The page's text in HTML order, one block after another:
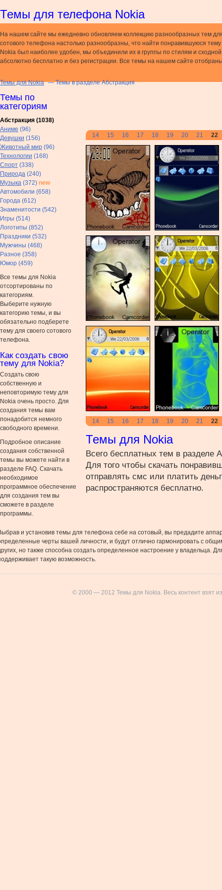
Темы для телефона Nokia
На нашем сайте мы ежедневно обновляем коллекцию разнообразных тем
сотового телефона настолько разнообразны, что найти понравившуюся
Nokia был наиболее удобен, мы объединили их в группы по стилям и
абсолютно бесплатно и без регистрации. Все темы на нашем сайте
Темы для Nokia — Темы в разделе Абстракция
14 15 16 17 18 19 20 21 22
14 15 16 17 18 19 20 21 22
Темы для Nokia
Всего бесплатных тем в разделе
Для того чтобы скачать
отправлять смс или платить
распространяются бесплатно.
Темы по
категориям
Абстракция (1038)
Аниме (96)
Девушки (156)
Животный мир (96)
Технологии (168)
Спорт (338)
Природа (240)
Музыка (372) new
Автомобили (658)
Города (612)
Знаменитости (542)
Игры (514)
Логотипы (852)
Праздники (532)
Мужчины (468)
Разное (358)
Юмор (459)
Все темы для Nokia
отсортированы по
категориям.
Выберите нужную
категорию темы, и вы
обязательно подберете
тему для своего сотового
телефона.
Как создать свою
тему для Nokia?
Создать свою
собственную и
неповторимую тему для
Nokia очень просто. Для
создания темы вам
понадобится немного
свободного времени.
Подробное описание
создания собственной
темы вы можете найти в
разделе FAQ. Скачать
необходимое
программное обеспечение
для создания тем вы
сможете в разделе
программы.
и установив темы для телефона себе на сотовый, вы предадите
черты вашей личности, и будут отлично гармонировать с
но также способна создать определенное настроение у владельца.
такую возможность.
© 2000 — 2012 Темы для Nokia. Весь контент взят